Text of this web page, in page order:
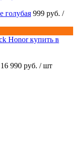
голубая 999 руб. /
16 990 руб. / шт